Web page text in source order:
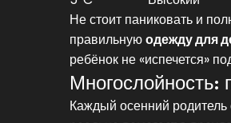
Не стоит паниковать и
правильнуюодежду для
ребёнок не «испечется»
Многослойность:
Каждый осенний